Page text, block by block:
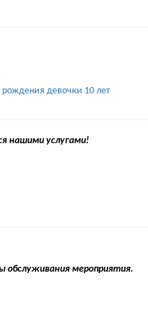
нашими услугами!
обслуживания мероприятия.